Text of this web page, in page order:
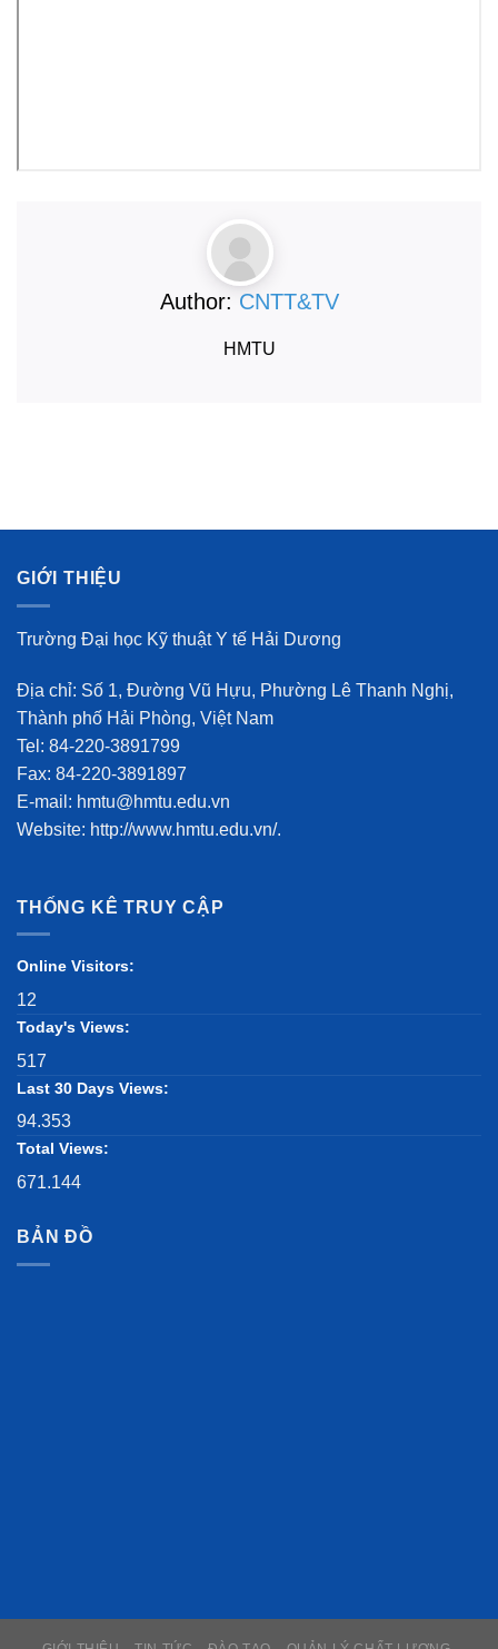
Author: CNTT&TV
HMTU
GIỚI THIỆU
Trường Đại học Kỹ thuật Y tế Hải Dương
Địa chỉ: Số 1, Đường Vũ Hựu, Phường Lê Thanh Nghị,
Thành phố Hải Phòng, Việt Nam
Tel: 84-220-3891799
Fax: 84-220-3891897
E-mail: hmtu@hmtu.edu.vn
Website: http://www.hmtu.edu.vn/.
THỐNG KÊ TRUY CẬP
Online Visitors:
12
Today's Views:
517
Last 30 Days Views:
94.353
Total Views:
671.144
BẢN ĐỒ